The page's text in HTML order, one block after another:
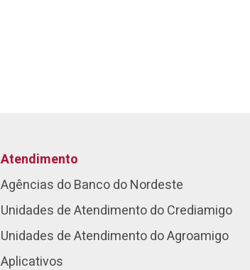
Atendimento
Agências do Banco do Nordeste
Unidades de Atendimento do Crediamigo
Unidades de Atendimento do Agroamigo
Aplicativos